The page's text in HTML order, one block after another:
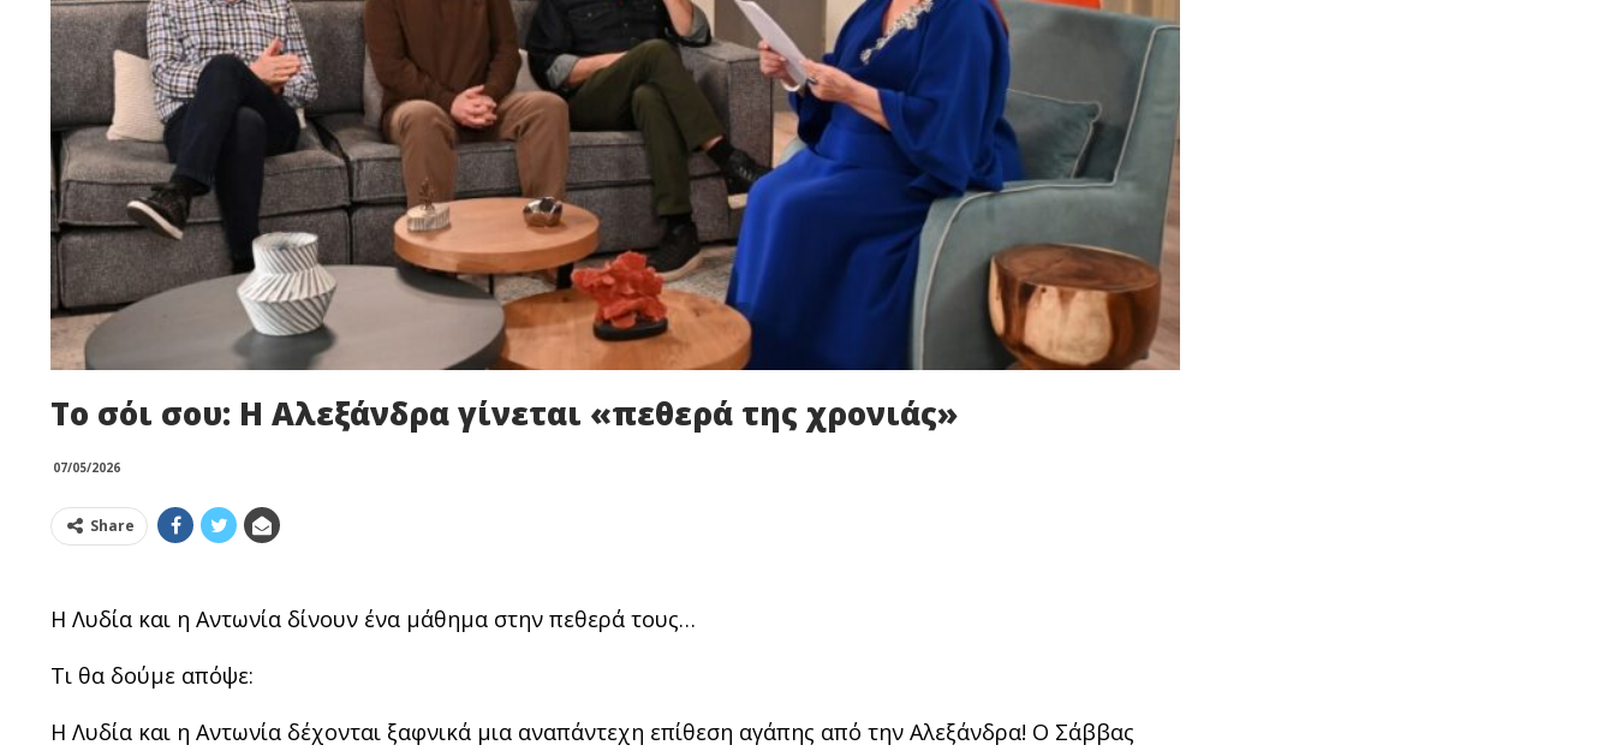
Το σόι σου: Η Αλεξάνδρα γίνεται «πεθερά της χρονιάς»
07/05/2026
Share
Η Λυδία και η Αντωνία δίνουν ένα μάθημα στην πεθερά τους…
Τι θα δούμε απόψε:
Η Λυδία και η Αντωνία δέχονται ξαφνικά μια αναπάντεχη επίθεση αγάπης από την Αλεξάνδρα! Ο Σάββας